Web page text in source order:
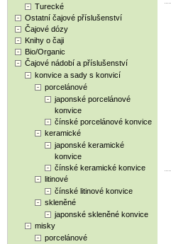
Turecké
Ostatní čajové příslušenství
Čajové dózy
Knihy o čaji
Bio/Organic
Čajové nádobí a příslušenství
konvice a sady s konvicí
porcelánové
japonské porcelánové
konvice
čínské porcelánové konvice
keramické
japonské keramické
konvice
čínské keramické konvice
litinové
čínské litinové konvice
skleněné
japonské skleněné konvice
misky
porcelánové